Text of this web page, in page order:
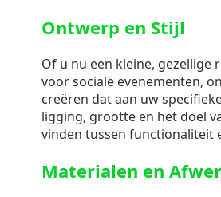
Ontwerp en Stijl
Of u nu een kleine,
voor sociale evenementen,
creëren dat aan uw
ligging, grootte en het doel
vinden tussen functionaliteit
Materialen en